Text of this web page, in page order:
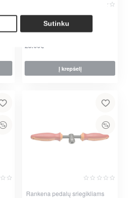
Sutinku
Dėklas smulkmenoms Unior
VL990ND2
28.00€
Į krepšelį
Rankena pedalų sriegikliams